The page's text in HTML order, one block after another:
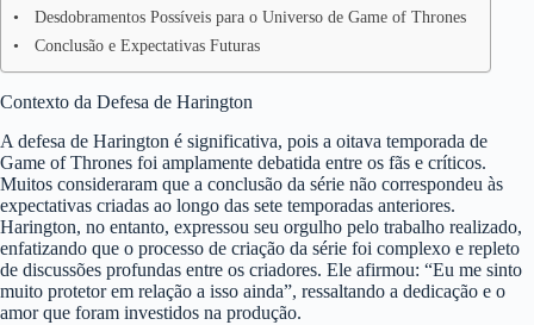
Desdobramentos Possíveis para o Universo de Game of Thrones
Conclusão e Expectativas Futuras
Contexto da Defesa de Harington
A defesa de Harington é significativa, pois a oitava temporada de
Game of Thrones foi amplamente debatida entre os fãs e críticos.
Muitos consideraram que a conclusão da série não correspondeu às
expectativas criadas ao longo das sete temporadas anteriores.
Harington, no entanto, expressou seu orgulho pelo trabalho realizado,
enfatizando que o processo de criação da série foi complexo e repleto
de discussões profundas entre os criadores. Ele afirmou: “Eu me sinto
muito protetor em relação a isso ainda”, ressaltando a dedicação e o
amor que foram investidos na produção.